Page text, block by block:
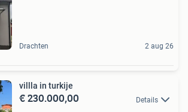
Drachten 2 aug 26
villla in turkije
€ 230.000,00 Details